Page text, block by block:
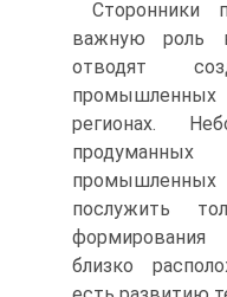
важную роль в
отводят
регионах.
послужить
формирования
близко